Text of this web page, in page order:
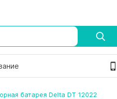
батарея Delta DT 12022